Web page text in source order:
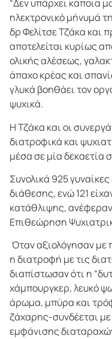
“Δεν υπάρχει κάποια
ηλεκτρονικό μήνυμά
δρ Φελίτσε Τζάκα και
αποτελείται κυρίως
ολικής αλέσεως,
άπαχο κρέας και
γλυκά βοηθάει τον
ψυχικά.
Η Τζάκα και οι
διατροφικά και
μέσα σε μία δεκαετία
Συνολικά 925
διάθεσης, ενώ 121
κατάθλιψης,
Επιθεώρηση
Όταν αξιολόγησαν με
η διατροφή με τις
διαπίστωσαν ότι η
χάμπουργκερ, λευκό
άρωμα, μπύρα και
ζάχαρης-συνδέεται
εμφάνισης